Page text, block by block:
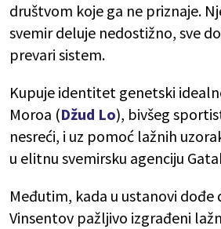
društvom koje ga ne priznaje.
svemir deluje nedostižno, sve
prevari sistem.
Kupuje identitet genetski
Moroa (Džud Lo), bivšeg
nesreći, i uz pomoć lažnih
u elitnu svemirsku agenciju
Međutim, kada u ustanovi dođe
Vinsentov pažljivo izgrađeni